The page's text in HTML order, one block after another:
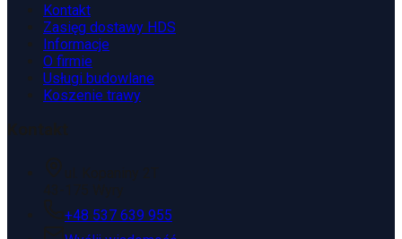
Kontakt
Zasięg dostawy HDS
Informacje
O firmie
Usługi budowlane
Koszenie trawy
+48 537 639 955